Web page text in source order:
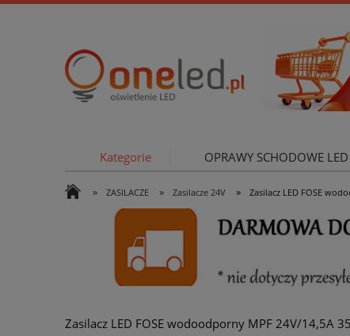
Kategorie OPRAWY SCHODOWE LED
» ZASILACZE » Zasilacze 24V » Zasilacz LED FOSE
Zasilacz LED FOSE wodoodporny MPF 24V/14,5A